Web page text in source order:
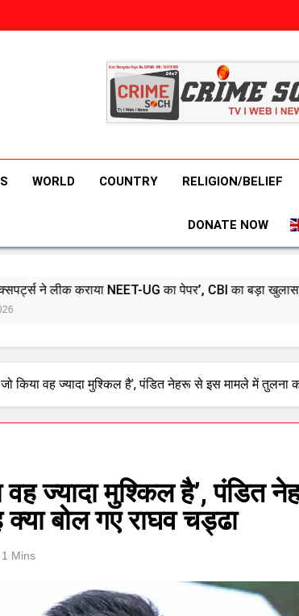
WORLD COUNTRY RELIGION/BELIEF
DONATE NOW
UG का पेपर’, CBI का बड़ा खुलासा
जो किया वह ज्यादा मुश्किल है’, पंडित नेहरू से इस मामले में तुलना
वह ज्यादा मुश्किल है’, पंडित
बोल गए राघव चड्ढा
1 Mins